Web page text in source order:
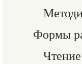
Формы